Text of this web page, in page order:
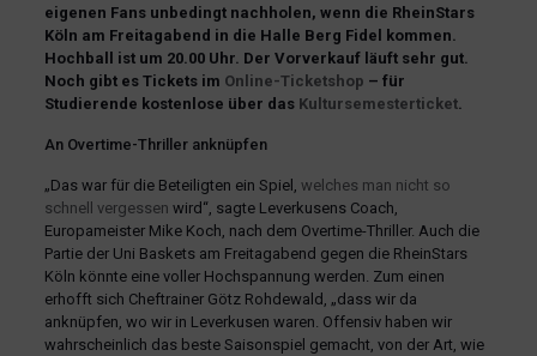
eigenen Fans unbedingt nachholen, wenn die RheinStars
Köln am Freitagabend in die Halle Berg Fidel kommen.
Hochball ist um 20.00 Uhr. Der Vorverkauf läuft sehr gut.
Noch gibt es Tickets im Online-Ticketshop – für
Studierende kostenlose über das Kultursemesterticket.
An Overtime-Thriller anknüpfen
„Das war für die Beteiligten ein Spiel, welches man nicht so
schnell vergessen wird“, sagte Leverkusens Coach,
Europameister Mike Koch, nach dem Overtime-Thriller. Auch die
Partie der Uni Baskets am Freitagabend gegen die RheinStars
Köln könnte eine voller Hochspannung werden. Zum einen
erhofft sich Cheftrainer Götz Rohdewald, „dass wir da
anknüpfen, wo wir in Leverkusen waren. Offensiv haben wir
wahrscheinlich das beste Saisonspiel gemacht, von der Art, wie